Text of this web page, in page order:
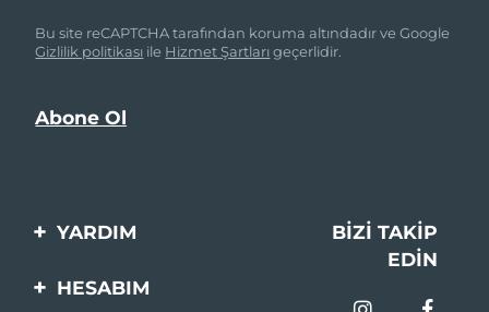
Bu site reCAPTCHA tarafından koruma altındadır ve Google
Gizlilik politikası ile Hizmet Şartlarıgeçerlidir.
YARDIM
Bi̇zi̇mle İleti̇şi̇me Geçi̇n
BIZI TAKIP
EDIN
HESABIM